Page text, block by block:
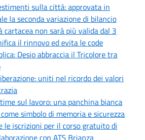
sulla città: approvata in
la seconda variazione di bilancio
cartacea non sarà più valida dal 3
il rinnovo ed evita le code
Desio abbraccia il Tricolore tra
uniti nel ricordo dei valori
sul lavoro: una panchina bianca
simbolo di memoria e sicurezza
le iscrizioni per il corso gratuito di
con ATS Brianza